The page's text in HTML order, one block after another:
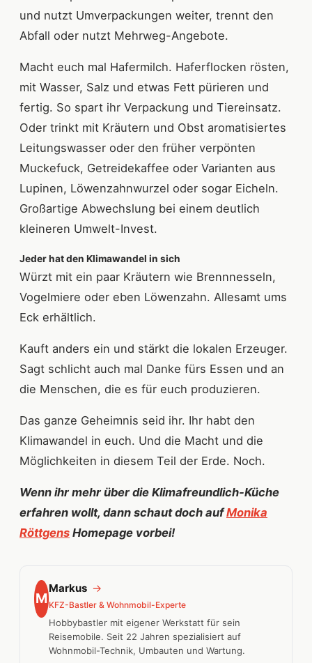
und nutzt Umverpackungen weiter, trennt den
Abfall oder nutzt Mehrweg-Angebote.
Macht euch mal Hafermilch. Haferflocken rösten,
mit Wasser, Salz und etwas Fett pürieren und
fertig. So spart ihr Verpackung und Tiereinsatz.
Oder trinkt mit Kräutern und Obst aromatisiertes
Leitungswasser oder den früher verpönten
Muckefuck, Getreidekaffee oder Varianten aus
Lupinen, Löwenzahnwurzel oder sogar Eicheln.
Großartige Abwechslung bei einem deutlich
kleineren Umwelt-Invest.
Jeder hat den Klimawandel in sich
Würzt mit ein paar Kräutern wie Brennnesseln,
Vogelmiere oder eben Löwenzahn. Allesamt ums
Eck erhältlich.
Kauft anders ein und stärkt die lokalen Erzeuger.
Sagt schlicht auch mal Danke fürs Essen und an
die Menschen, die es für euch produzieren.
Das ganze Geheimnis seid ihr. Ihr habt den
Klimawandel in euch. Und die Macht und die
Möglichkeiten in diesem Teil der Erde. Noch.
Wenn ihr mehr über die Klimafreundlich-Küche
erfahren wollt, dann schaut doch aufMonika
Röttgens Homepage vorbei!
M
Markus →
KFZ-Bastler & Wohnmobil-Experte
Hobbybastler mit eigener Werkstatt für sein
Reisemobile. Seit 22 Jahren spezialisiert auf
Wohnmobil-Technik, Umbauten und Wartung.